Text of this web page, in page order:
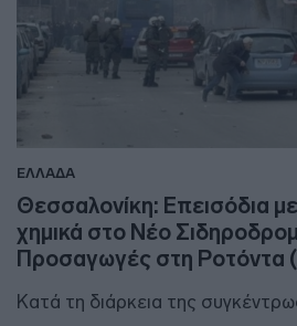
ΕΛΛΑΔΑ
Θεσσαλονίκη: Επεισόδια
χημικά στο Νέο
Προσαγωγές στη Ροτόντα
Κατά τη διάρκεια της